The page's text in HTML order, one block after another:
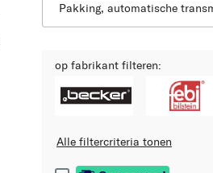
Pakking, automatische
op fabrikant filteren:
Alle filtercriteria tonen